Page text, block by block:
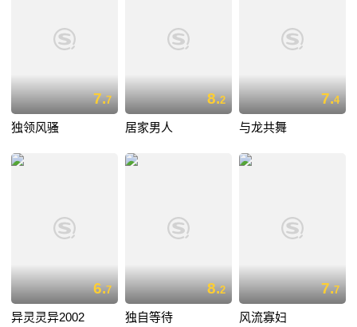
7.7
独领风骚
8.2
居家男人
7.4
与龙共舞
6.7
异灵灵异2002
8.2
独自等待
7.7
风流寡妇